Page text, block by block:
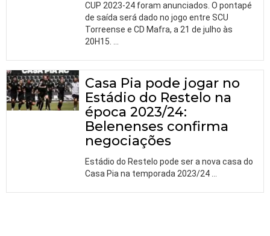
CUP 2023-24 foram anunciados. O pontapé
de saída será dado no jogo entre SCU
Torreense e CD Mafra, a 21 de julho às
20H15.
Casa Pia pode jogar no
Estádio do Restelo na
época 2023/24:
Belenenses confirma
negociações
Estádio do Restelo pode ser a nova casa do
Casa Pia na temporada 2023/24